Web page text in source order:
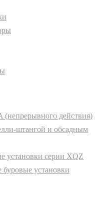
(непрерывного действия)
штангой и обсадным
установки серии XQZ
установки